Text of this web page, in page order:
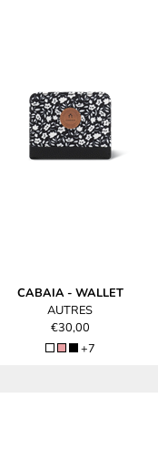
CABAIA- WALLET
AUTRES
€30,00
+7